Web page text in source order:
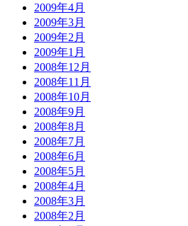
2009年4月
2009年3月
2009年2月
2009年1月
2008年12月
2008年11月
2008年10月
2008年9月
2008年8月
2008年7月
2008年6月
2008年5月
2008年4月
2008年3月
2008年2月